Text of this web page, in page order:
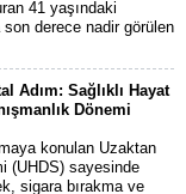
41 yaşındaki
derece nadir görülen
Adım: Sağlıklı Hayat
Dönemi
konulan Uzaktan
(UHDS) sayesinde
sigara bırakma ve